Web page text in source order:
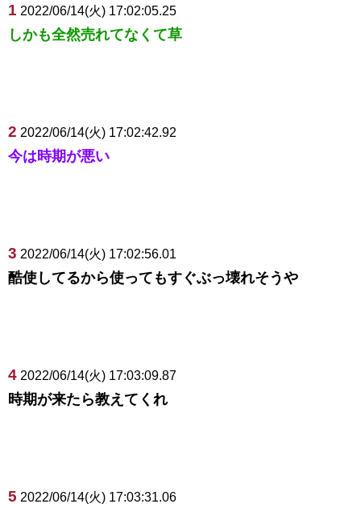
1 2022/06/14(火) 17:02:05.25
しかも全然売れてなくて草
2 2022/06/14(火) 17:02:42.92
今は時期が悪い
3 2022/06/14(火) 17:02:56.01
酷使してるから使ってもすぐぶっ壊れそうや
4 2022/06/14(火) 17:03:09.87
時期が来たら教えてくれ
5 2022/06/14(火) 17:03:31.06